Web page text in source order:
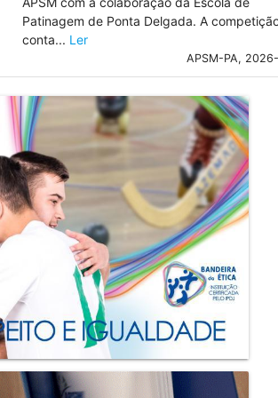
Patinagem de Ponta Delgada. A
conta... Ler
APSM-PA,